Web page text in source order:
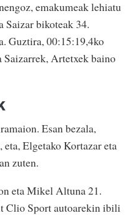
emakumeak lehiatu
bikoteak 34.
Guztira, 00:15:19,4ko
Saizarrek, Artetxek baino
Esan bezala,
Elgetako Kortazar eta
zuten.
eta Mikel Altuna 21.
Clio Sport autoarekin ibili